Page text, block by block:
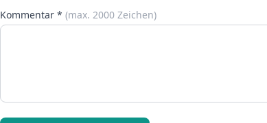
Kommentar * (max. 2000 Zeichen)